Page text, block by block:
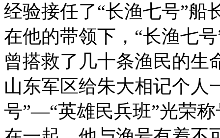
经验接任了“长渔七号”船
在他的带领下，“长渔七
曾搭救了几十条渔民的生
山东军区给朱大相记个人
号”—“英雄民兵班”光荣